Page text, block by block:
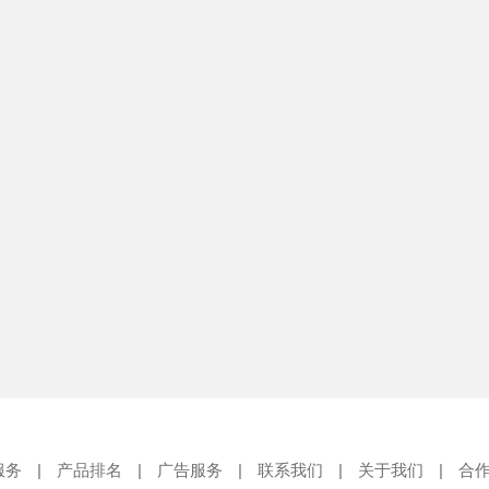
务 | 产品排名 | 广告服务 | 联系我们 | 关于我们 | 合